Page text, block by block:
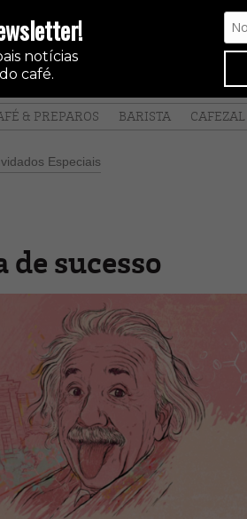
notícias
café.
& PREPAROS BARISTA CAFEZAL
Especiais
sucesso